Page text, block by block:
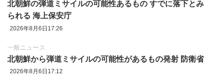
北朝鮮の弾道ミサイルの可能性あるもの すでに落下とみ
られる 海上保安庁
2026年8月6日17:26
一般ニュース
北朝鮮から弾道ミサイルの可能性があるもの発射 防衛省
2026年8月6日17:12